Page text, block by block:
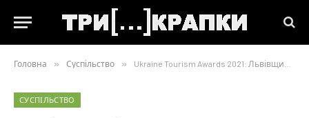
Головна » Суспільство » Ukraine Tourism Awards 2021: Львівщина отримала 4 головні туристичні нагороди
СУСПІЛЬСТВО